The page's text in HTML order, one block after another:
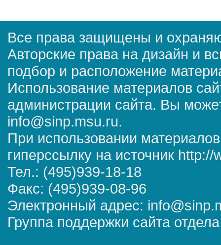
Все права защищены и
Авторские права на дизайн и
подбор и расположение
Использование материалов
администрации сайта. Вы
info@sinp.msu.ru.
При использовании
гиперссылку на источник
Тел.: (495)939-18-18
Факс: (495)939-08-96
Электронный адрес:
Группа поддержки сайта